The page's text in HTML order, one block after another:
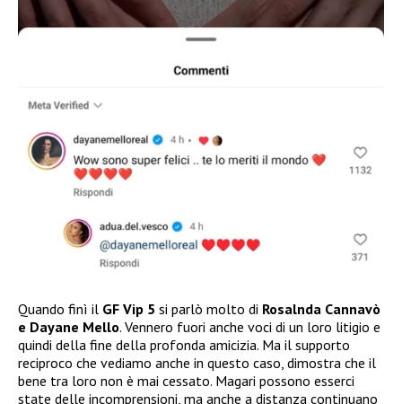
Quando finì il GF Vip 5 si parlò molto di Rosalnda Cannavò
e Dayane Mello. Vennero fuori anche voci di un loro litigio e
quindi della fine della profonda amicizia. Ma il supporto
reciproco che vediamo anche in questo caso, dimostra che il
bene tra loro non è mai cessato. Magari possono esserci
state delle incomprensioni, ma anche a distanza continuano